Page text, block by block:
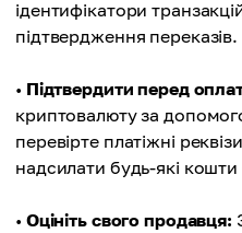
ідентифікатори
підтвердження переказів.
• Підтвердити перед
криптовалюту за
перевірте платіжні
надсилати будь-які
• Оцініть свого продавця: